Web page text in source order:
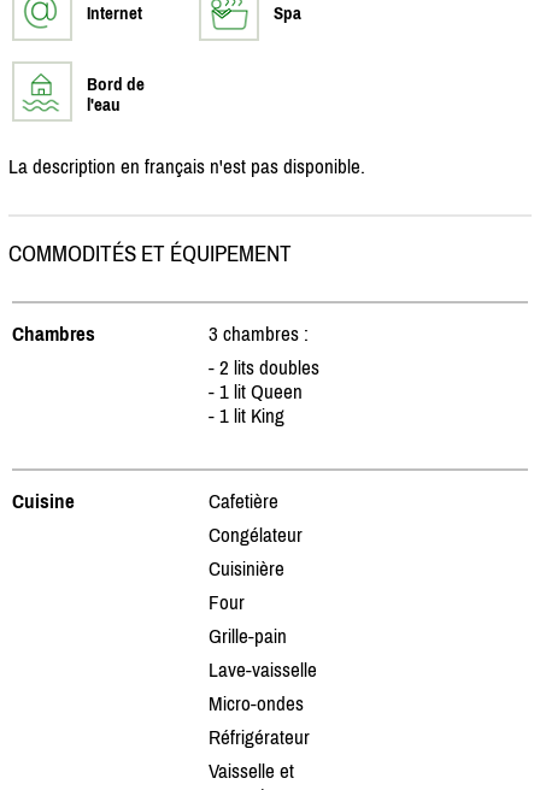
Internet Spa
Bord de
l'eau
La description en français n'est pas disponible.
COMMODITÉS ET ÉQUIPEMENT
Chambres
3 chambres :
- 2 lits doubles
- 1 lit Queen
- 1 lit King
Cuisine
Cafetière
Congélateur
Cuisinière
Four
Grille-pain
Lave-vaisselle
Micro-ondes
Réfrigérateur
Vaisselle et